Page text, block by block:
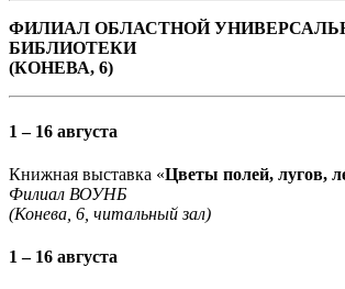
ФИЛИАЛ ОБЛАСТНОЙ
БИБЛИОТЕКИ
(КОНЕВА, 6)
1 – 16 августа
Книжная выставка «Цветы полей, лугов,
Филиал ВОУНБ
(Конева, 6, читальный зал)
1 – 16 августа